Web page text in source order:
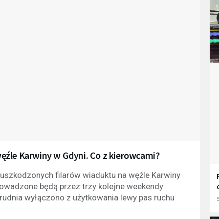
Karwiny w Gdyni. Co z kierowcami?
filarów wiaduktu na węźle Karwiny
będą przez trzy kolejne weekendy
wyłączono z użytkowania lewy pas ruchu